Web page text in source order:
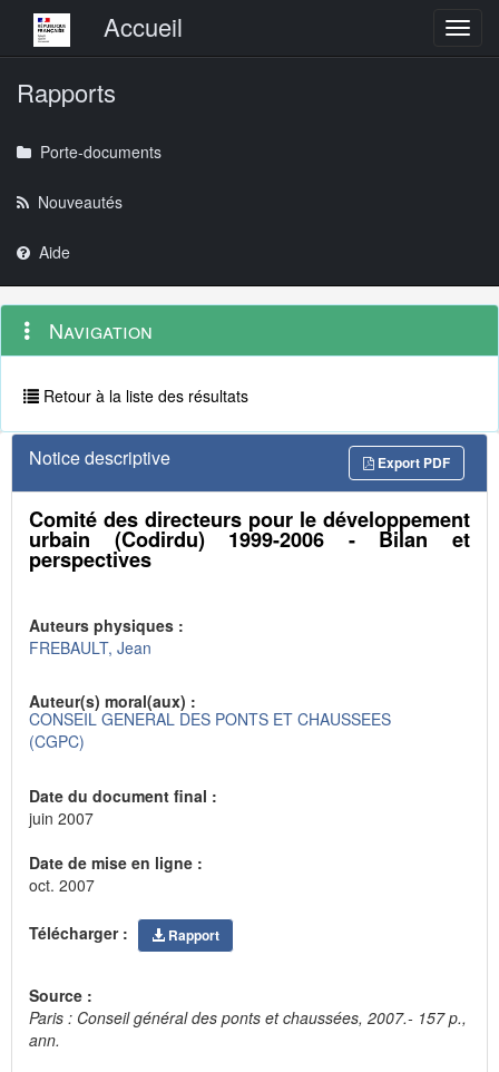
Menu principalAccueil
Rapports
Porte-documents
Nouveautés
Aide
Navigation
outils
Menu
contextuel
Navigation
Retour à la liste des résultats
Notice descriptive Export PDF
Comité des directeurs pour le développement
urbain (Codirdu) 1999-2006 - Bilan et
perspectives
Auteurs physiques :
FREBAULT, Jean
Auteur(s) moral(aux) :
CONSEIL GENERAL DES PONTS ET CHAUSSEES
(CGPC)
Date du document final :
juin 2007
Date de mise en ligne :
oct. 2007
Télécharger : Rapport
Source :
Paris : Conseil général des ponts et chaussées, 2007.- 157 p.,
ann.